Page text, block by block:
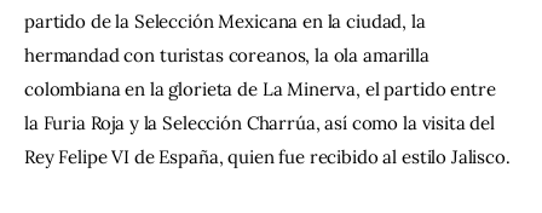
partido de la Selección Mexicana en la ciudad, la
hermandad con turistas coreanos, la ola amarilla
colombiana en la glorieta de La Minerva, el partido entre
la Furia Roja y la Selección Charrúa, así como la visita del
Rey Felipe VI de España, quien fue recibido al estilo Jalisco.